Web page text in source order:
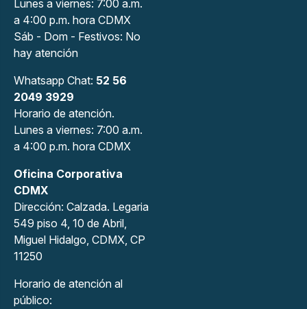
Lunes a viernes: 7:00 a.m.
a 4:00 p.m. hora CDMX
Sáb - Dom - Festivos: No
hay atención
Whatsapp Chat: 52 56
2049 3929
Horario de atención.
Lunes a viernes: 7:00 a.m.
a 4:00 p.m. hora CDMX
Oficina Corporativa
CDMX
Dirección: Calzada. Legaria
549 piso 4, 10 de Abril,
Miguel Hidalgo, CDMX, CP
11250
Horario de atención al
público: